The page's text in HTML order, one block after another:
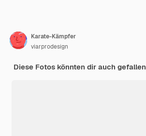
Karate-Kämpfer
viarprodesign
Diese Fotos könnten dir auch gefallen